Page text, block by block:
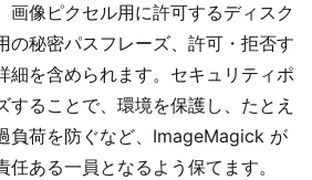
画像ピクセル用に許可するディスク
の秘密パスフレーズ、許可・拒否す
細を含められます。セキュリティポ
することで、環境を保護し、たとえ
負荷を防ぐなど、ImageMagick が
任ある一員となるよう保てます。